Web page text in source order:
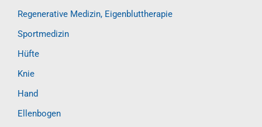
Regenerative Medizin, Eigenbluttherapie
Sportmedizin
Hüfte
Knie
Hand
Ellenbogen